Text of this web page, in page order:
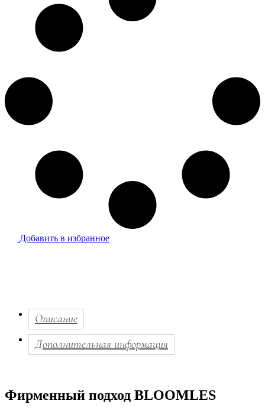
quantity
Добавить в избранное
Описание
Дополнительная информация
Фирменный подход BLOOMLES